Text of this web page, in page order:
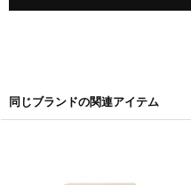
同じブランドの関連アイテム